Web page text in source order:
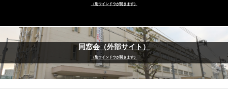
（別ウインドウが開きます）
同窓会（外部サイト）
（別ウインドウが開きます）